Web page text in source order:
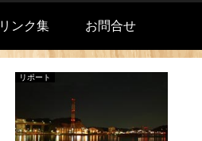
リンク集 お問合せ
リポート